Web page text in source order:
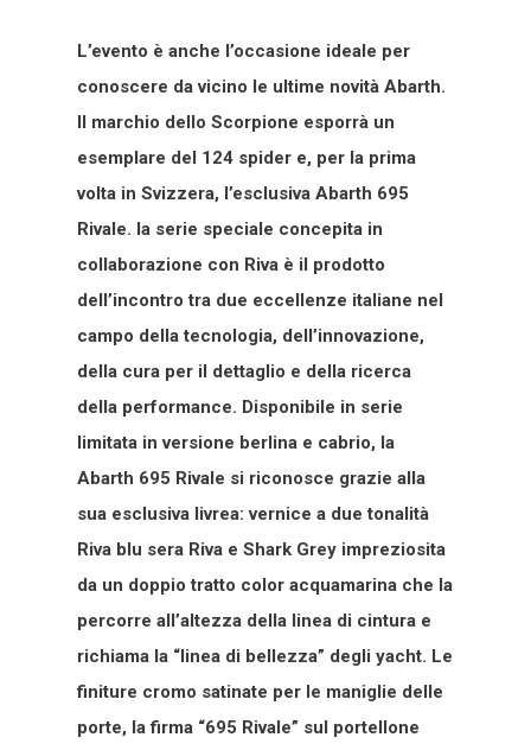
L’evento è anche l’occasione ideale per
conoscere da vicino le ultime novità Abarth.
Il marchio dello Scorpione esporrà un
esemplare del 124 spider e, per la prima
volta in Svizzera, l’esclusiva Abarth 695
Rivale. la serie speciale concepita in
collaborazione con Riva è il prodotto
dell’incontro tra due eccellenze italiane nel
campo della tecnologia, dell’innovazione,
della cura per il dettaglio e della ricerca
della performance. Disponibile in serie
limitata in versione berlina e cabrio, la
Abarth 695 Rivale si riconosce grazie alla
sua esclusiva livrea: vernice a due tonalità
Riva blu sera Riva e Shark Grey impreziosita
da un doppio tratto color acquamarina che la
percorre all’altezza della linea di cintura e
richiama la “linea di bellezza” degli yacht. Le
finiture cromo satinate per le maniglie delle
porte, la firma “695 Rivale” sul portellone